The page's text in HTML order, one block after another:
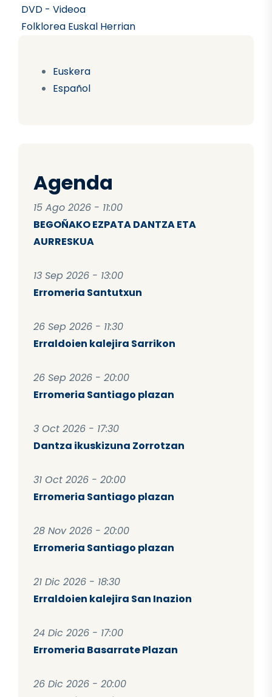
Euskera
Español
Agenda
15 Ago 2026 - 11:00
BEGOÑAKO EZPATA DANTZA ETA
AURRESKUA
13 Sep 2026 - 13:00
Erromeria Santutxun
26 Sep 2026 - 11:30
Erraldoien kalejira Sarrikon
26 Sep 2026 - 20:00
Erromeria Santiago plazan
3 Oct 2026 - 17:30
Dantza ikuskizuna Zorrotzan
31 Oct 2026 - 20:00
Erromeria Santiago plazan
28 Nov 2026 - 20:00
Erromeria Santiago plazan
21 Dic 2026 - 18:30
Erraldoien kalejira San Inazion
24 Dic 2026 - 17:00
Erromeria Basarrate Plazan
26 Dic 2026 - 20:00
DVD - Videoa
Folklorea Euskal Herrian